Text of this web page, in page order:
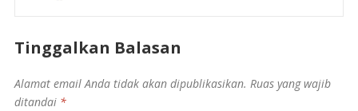
Tinggalkan Balasan
Alamat email Anda tidak akan dipublikasikan. Ruas yang wajib
ditandai *